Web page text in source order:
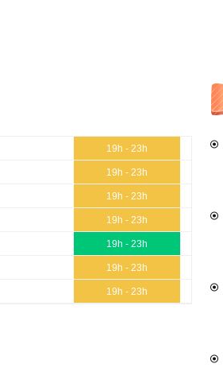
19h - 23h
19h - 23h
19h - 23h
19h - 23h
19h - 23h
19h - 23h
19h - 23h